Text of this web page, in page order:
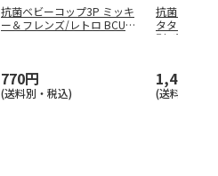
抗菌ベビーコップ3P ミッキ
ー＆フレンズ/レトロ BCUP
770円
(送料別・税込)
抗菌 食洗機
タタイトラ
型 ポ
1,485円
(送料別・税